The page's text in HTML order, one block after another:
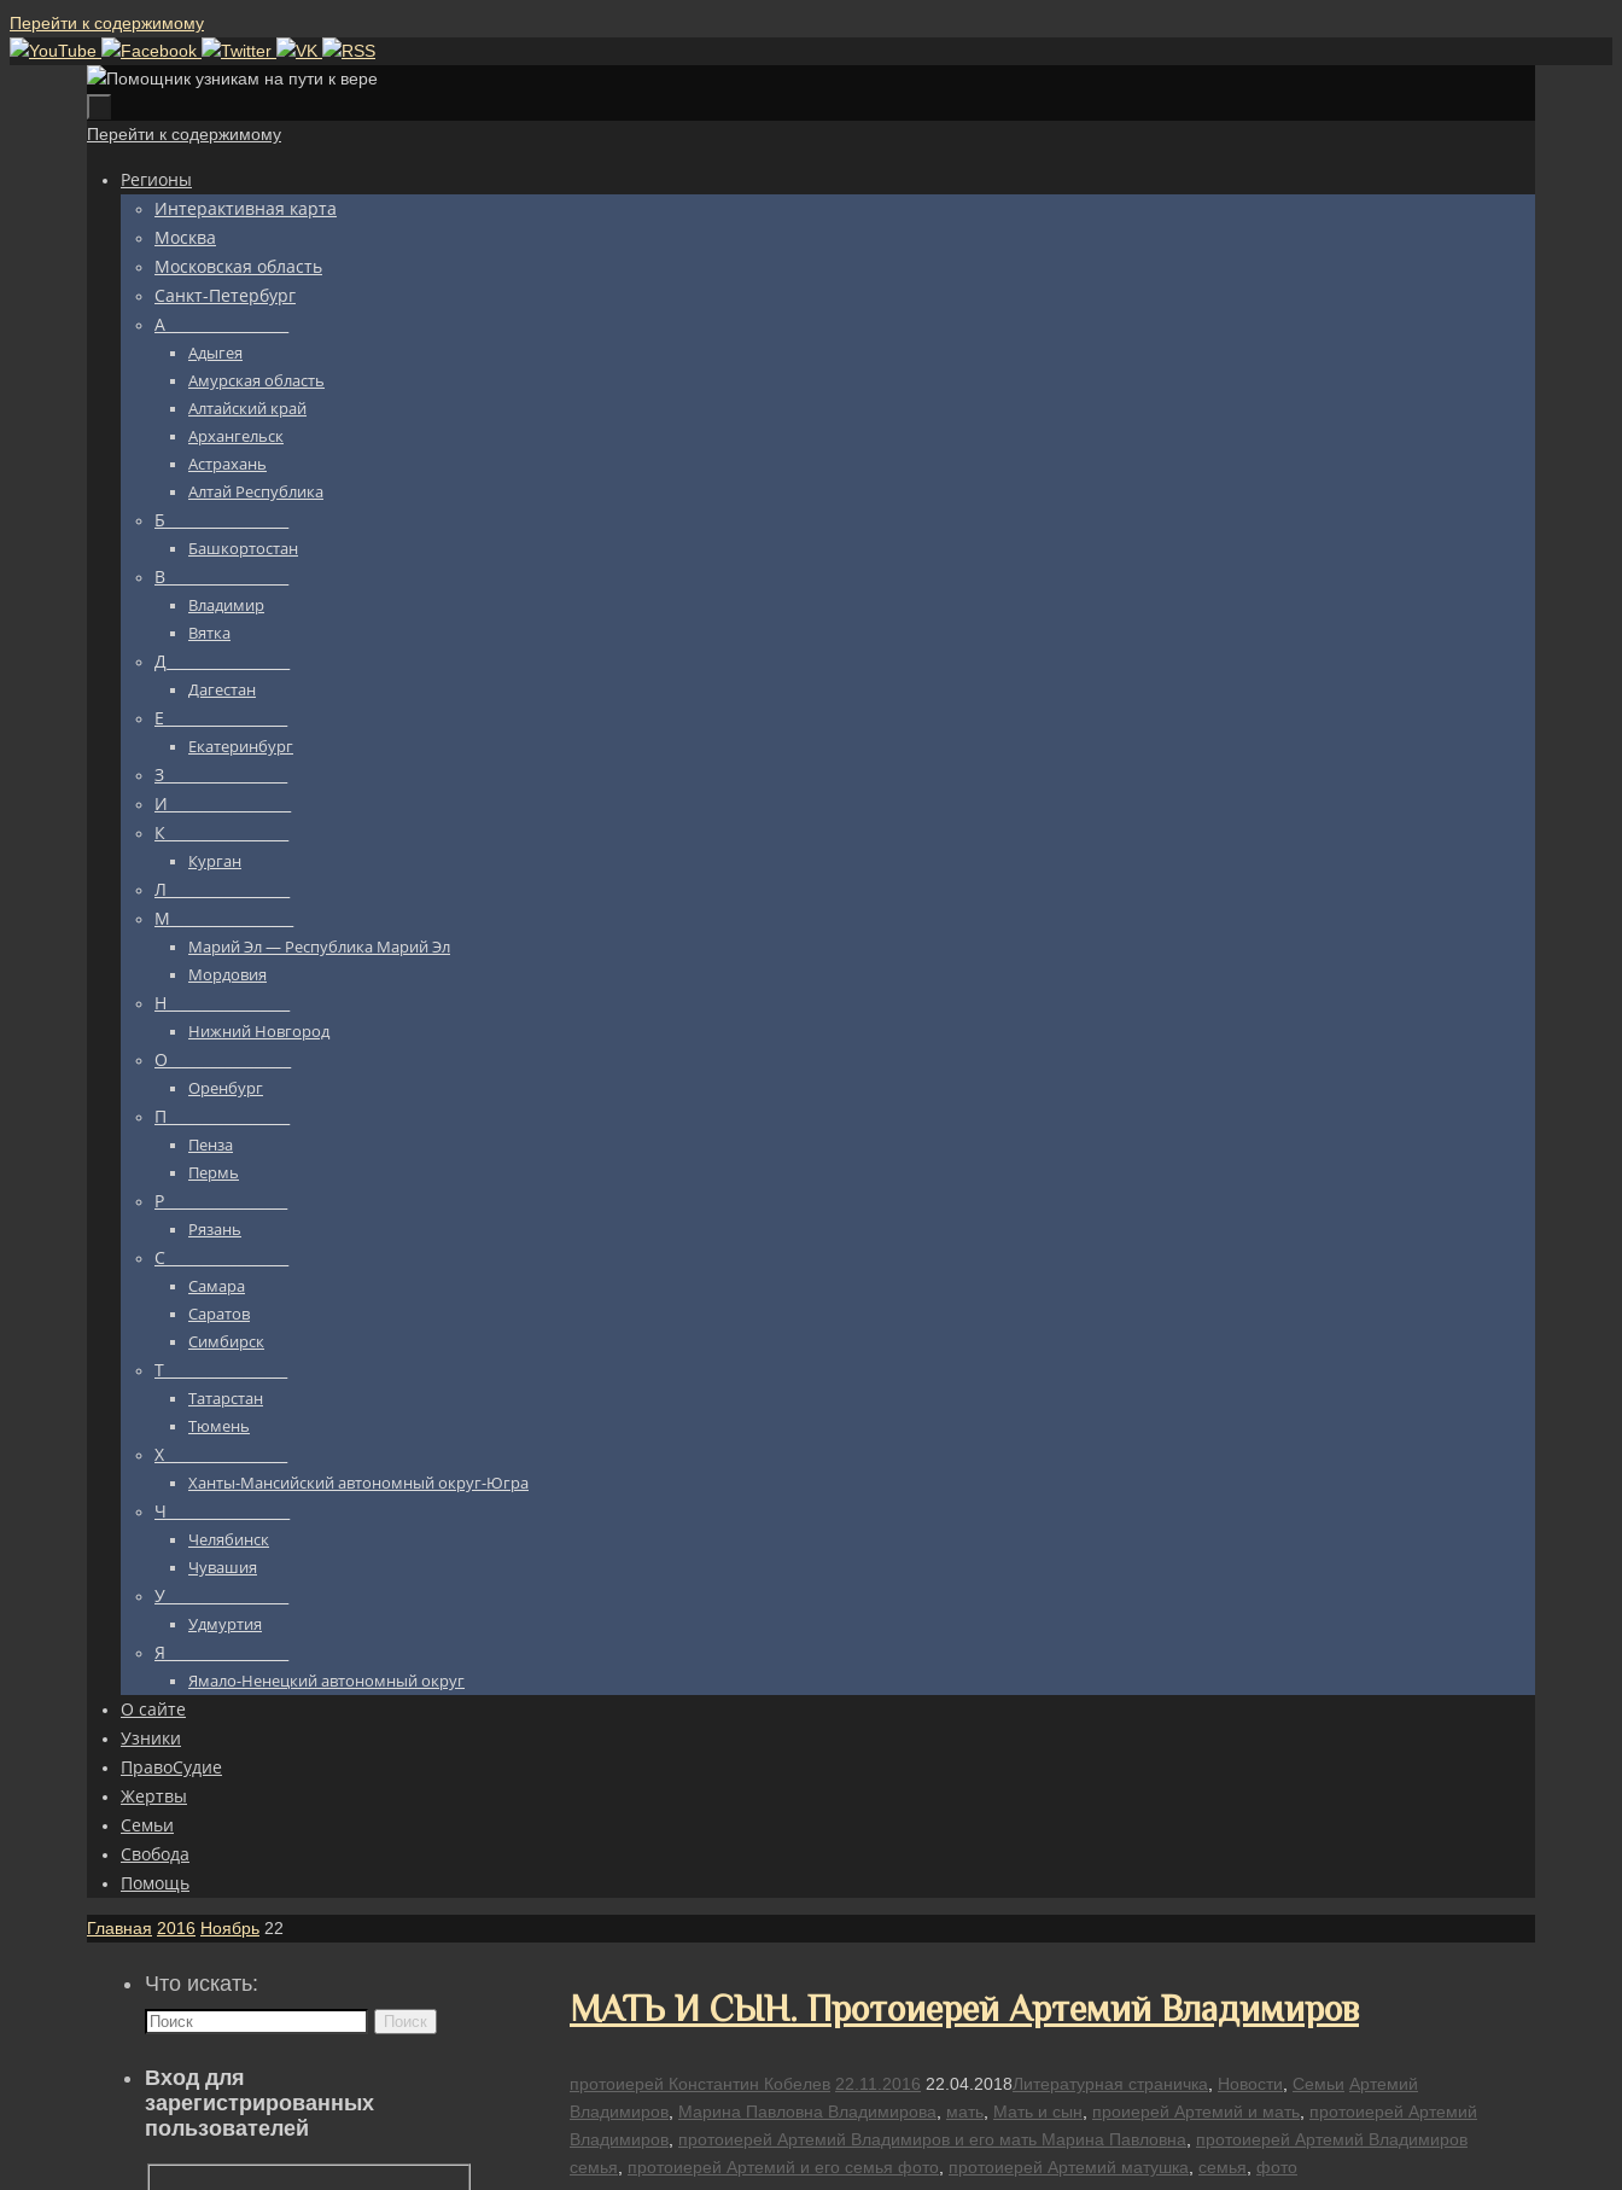
Перейти к содержимому
Перейти к содержимому
Регионы
Интерактивная карта
Москва
Московская область
Санкт-Петербург
А_________________
Адыгея
Амурская область
Алтайский край
Архангельск
Астрахань
Алтай Республика
Б_________________
Башкортостан
В_________________
Владимир
Вятка
Д_________________
Дагестан
Е_________________
Екатеринбург
З_________________
И_________________
К_________________
Курган
Л_________________
М_________________
Марий Эл — Республика Марий Эл
Мордовия
Н_________________
Нижний Новгород
О_________________
Оренбург
П_________________
Пенза
Пермь
Р_________________
Рязань
С_________________
Самара
Саратов
Симбирск
Т_________________
Татарстан
Тюмень
Х_________________
Ханты-Мансийский автономный округ-Югра
Ч_________________
Челябинск
Чувашия
У_________________
Удмуртия
Я_________________
Ямало-Ненецкий автономный округ
О сайте
Узники
ПравоСудие
Жертвы
Семьи
Свобода
Помощь
Главная 2016 Ноябрь 22
МАТЬ И СЫН. Протоиерей Артемий Владимиров
протоиерей Константин Кобелев 22.11.2016 22.04.2018Литературная страничка Новости Семьи Артемий
Владимиров Марина Павловна Владимирова мать Мать и сын проиерей Артемий и мать протоиерей Артемий
Владимиров протоиерей Артемий Владимиров и его мать Марина Павловна
протоиерей Артемий Владимиров
семья
протоиерей Артемий и его семья фото протоиерей Артемий матушка семья фото
Что искать:
Поиск
Вход для
зарегистрированных
пользователей